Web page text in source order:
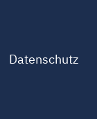
Datenschutz